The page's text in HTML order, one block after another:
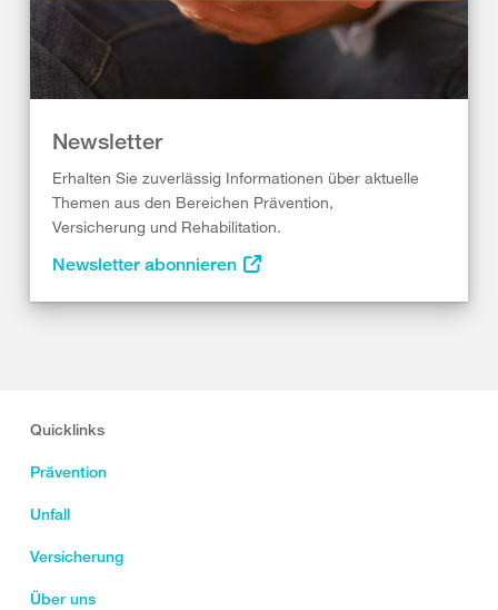
Newsletter
Erhalten Sie zuverlässig Informationen über aktuelle
Themen aus den Bereichen Prävention,
Versicherung und Rehabilitation.
Newsletter abonnieren
Quicklinks
Prävention
Unfall
Versicherung
Über uns